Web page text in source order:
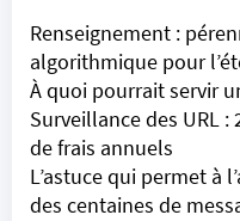
Renseignement :
algorithmique pour
À quoi pourrait servir
Surveillance des URL :
de frais annuels
L’astuce qui permet à
des centaines de